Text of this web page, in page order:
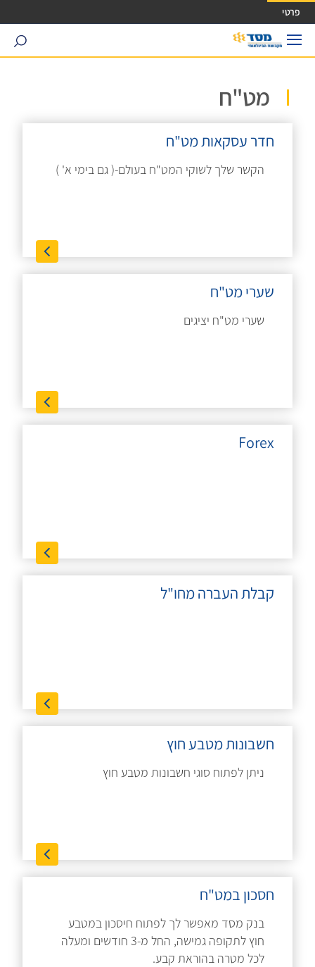
גישה ישירה לכפתור כניסה לחשבונך
פרטי
search
מט"ח
חדר עסקאות מט"ח
הקשר שלך לשוקי המט"ח בעולם-( גם בימי א' )
שערי מט"ח
שערי מט"ח יציגים
Forex
קבלת העברה מחו"ל
חשבונות מטבע חוץ
ניתן לפתוח סוגי חשבונות מטבע חוץ
חסכון במט"ח
בנק מסד מאפשר לך לפתוח חיסכון במטבע
חוץ לתקופה גמישה, החל מ-3 חודשים ומעלה
לכל מטרה בהוראת קבע.